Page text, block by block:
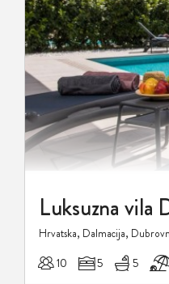
Luksuzna vila
Hrvatska, Dalmacija,
10 5 5